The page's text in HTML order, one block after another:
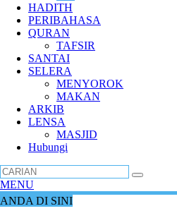
HADITH
PERIBAHASA
QURAN
TAFSIR
SANTAI
SELERA
MENYOROK
MAKAN
ARKIB
LENSA
MASJID
Hubungi
MENU
ANDA DI SINI